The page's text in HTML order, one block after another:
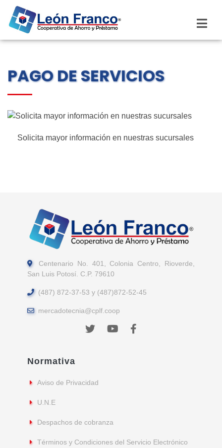
PAGO DE SERVICIOS
Solicita mayor información en nuestras sucursales
Centenario No. 401, Colonia Centro, Rioverde,
San Luis Potosí. C.P. 79610
(487) 872-37-53 y (487)872-52-45
mercadotecnia@cplf.coop
Normativa
Aviso de Privacidad
U.N.E
Despachos de cobranza
Términos y Condiciones del Servicio Electrónico